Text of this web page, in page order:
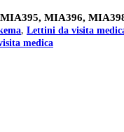
MIA395, MIA396,
, Lettini da visita
medica